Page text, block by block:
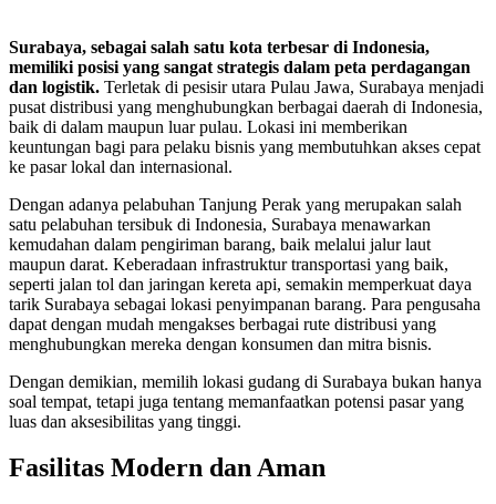
Surabaya, sebagai salah satu kota terbesar di Indonesia,
memiliki posisi yang sangat strategis dalam peta perdagangan
dan logistik. Terletak di pesisir utara Pulau Jawa, Surabaya menjadi
pusat distribusi yang menghubungkan berbagai daerah di Indonesia,
baik di dalam maupun luar pulau. Lokasi ini memberikan
keuntungan bagi para pelaku bisnis yang membutuhkan akses cepat
ke pasar lokal dan internasional.
Dengan adanya pelabuhan Tanjung Perak yang merupakan salah
satu pelabuhan tersibuk di Indonesia, Surabaya menawarkan
kemudahan dalam pengiriman barang, baik melalui jalur laut
maupun darat. Keberadaan infrastruktur transportasi yang baik,
seperti jalan tol dan jaringan kereta api, semakin memperkuat daya
tarik Surabaya sebagai lokasi penyimpanan barang. Para pengusaha
dapat dengan mudah mengakses berbagai rute distribusi yang
menghubungkan mereka dengan konsumen dan mitra bisnis.
Dengan demikian, memilih lokasi gudang di Surabaya bukan hanya
soal tempat, tetapi juga tentang memanfaatkan potensi pasar yang
luas dan aksesibilitas yang tinggi.
Fasilitas Modern dan Aman